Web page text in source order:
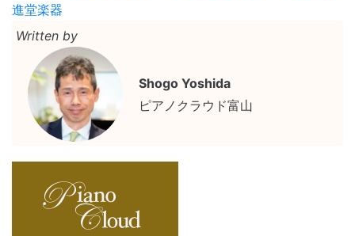
進堂楽器
Written by
Shogo Yoshida
ピアノクラウド富山